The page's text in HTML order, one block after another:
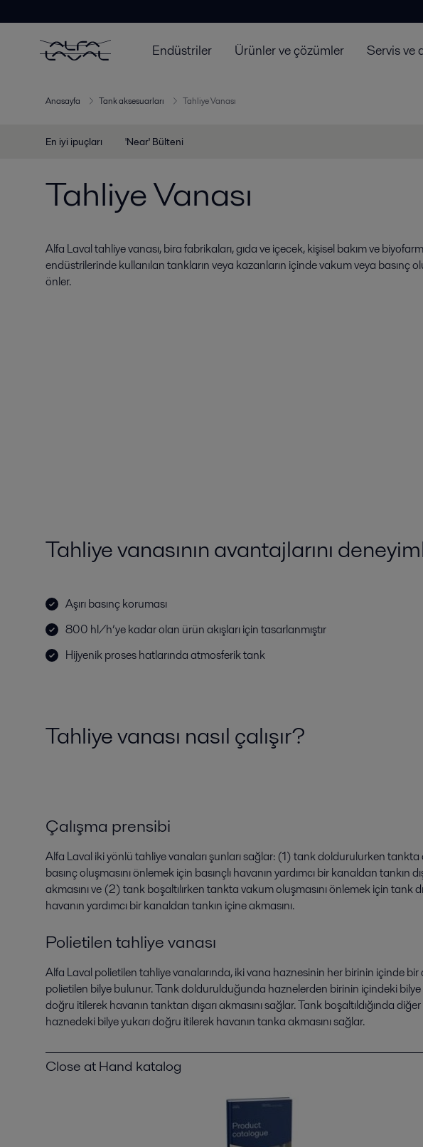
Endüstriler Ürünler ve çözümler Servis ve
Anasayfa Tank aksesuarları Tahliye Vanası
En iyi ipuçları 'Near' Bülteni
Tahliye Vanası
Alfa Laval tahliye vanası, bira fabrikaları, gıda ve içecek, kişisel bakım ve
endüstrilerinde kullanılan tankların veya kazanların içinde vakum veya basınç
önler.
Tahliye vanasının avantajlarını
Aşırı basınç koruması
800 hl/h’ye kadar olan ürün akışları için tasarlanmıştır
Hijyenik proses hatlarında atmosferik tank
Tahliye vanası nasıl çalışır?
Çalışma prensibi
Alfa Laval iki yönlü tahliye vanaları şunları sağlar: (1) tank doldurulurken tankta
basınç oluşmasını önlemek için basınçlı havanın yardımcı bir kanaldan tankın
akmasını ve (2) tank boşaltılırken tankta vakum oluşmasını önlemek için tank
havanın yardımcı bir kanaldan tankın içine akmasını.
Polietilen tahliye vanası
Alfa Laval polietilen tahliye vanalarında, iki vana haznesinin her birinin içinde bir
polietilen bilye bulunur. Tank doldurulduğunda haznelerden birinin içindeki bilye
doğru itilerek havanın tanktan dışarı akmasını sağlar. Tank boşaltıldığında diğer
haznedeki bilye yukarı doğru itilerek havanın tanka akmasını sağlar.
Close at Hand katalog